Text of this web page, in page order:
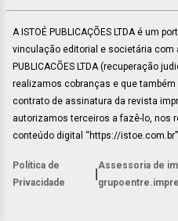
A ISTOÉ PUBLICAÇÕES LTDA é um
vinculação editorial e societária com a
PUBLICACÕES LTDA (recuperação
realizamos cobranças e que
contrato de assinatura da revista
autorizamos terceiros a fazê-lo, nos
conteúdo digital “https://
Política de
Privacidade
Assessoria de